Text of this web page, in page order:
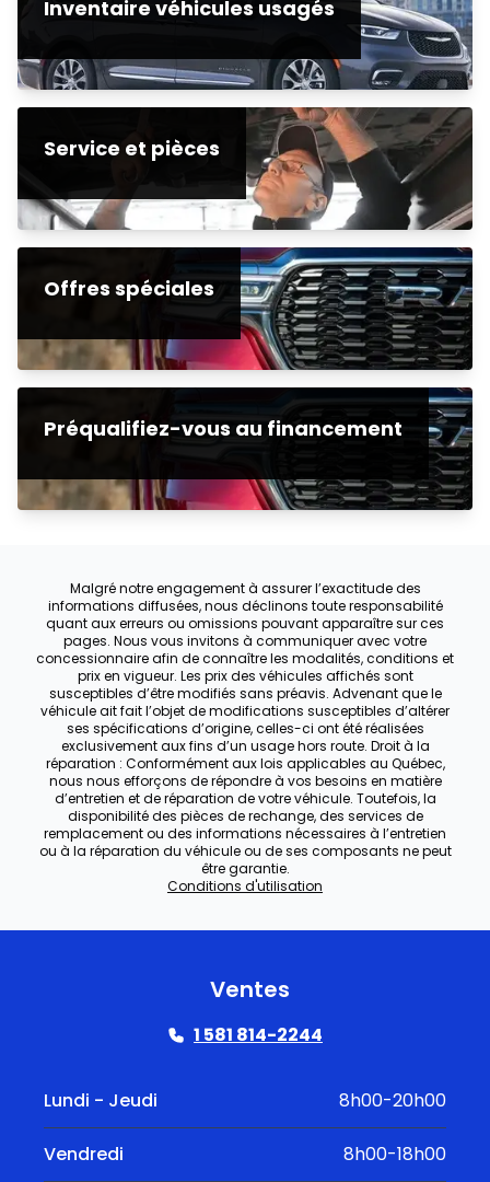
Inventaire véhicules usagés
Service et pièces
Offres spéciales
Préqualifiez-vous au financement
Malgré notre engagement à assurer l’exactitude des
informations diffusées, nous déclinons toute responsabilité
quant aux erreurs ou omissions pouvant apparaître sur ces
pages. Nous vous invitons à communiquer avec votre
concessionnaire afin de connaître les modalités, conditions et
prix en vigueur. Les prix des véhicules affichés sont
susceptibles d’être modifiés sans préavis. Advenant que le
véhicule ait fait l’objet de modifications susceptibles d’altérer
ses spécifications d’origine, celles-ci ont été réalisées
exclusivement aux fins d’un usage hors route. Droit à la
réparation : Conformément aux lois applicables au Québec,
nous nous efforçons de répondre à vos besoins en matière
d’entretien et de réparation de votre véhicule. Toutefois, la
disponibilité des pièces de rechange, des services de
remplacement ou des informations nécessaires à l’entretien
ou à la réparation du véhicule ou de ses composants ne peut
être garantie.
Conditions d'utilisation
Ventes
1 581 814-2244
Lundi - Jeudi 8h00-20h00
Vendredi 8h00-18h00